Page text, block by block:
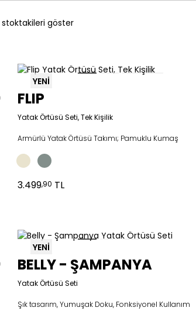
göster
YENİ
FLIP
Yatak Örtüsü Seti, Tek Kişilik
Armürlü Yatak Örtüsü Takımı; Pamuklu Kumaş
3.499,90 TL
YENİ
BELLY - ŞAMPANYA
Yatak Örtüsü Seti
Şık tasarım, Yumuşak Doku, Fonksiyonel Kullanım